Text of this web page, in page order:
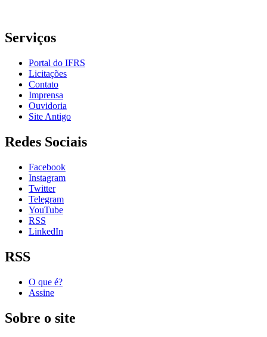
Serviços
Portal do IFRS
Licitações
Contato
Imprensa
Ouvidoria
Site Antigo
Redes Sociais
Facebook
Instagram
Twitter
Telegram
YouTube
RSS
LinkedIn
RSS
O que é?
Assine
Sobre o site